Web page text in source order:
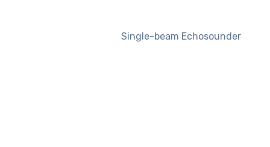
Single-beam Echosounder